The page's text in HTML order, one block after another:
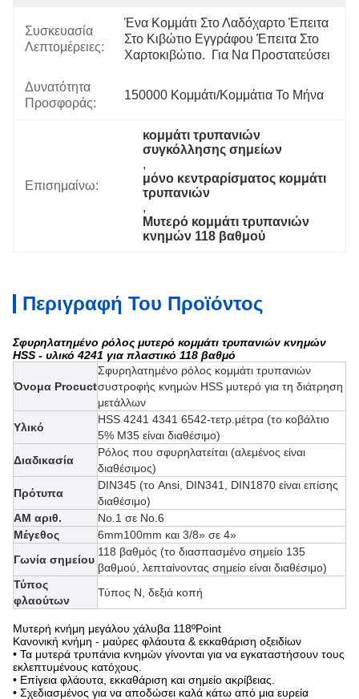
Συσκευασία
Λεπτομέρειες:
Ένα Κομμάτι Στο Λαδόχαρτο Έπειτα
Στο Κιβώτιο Εγγράφου Έπειτα Στο
Δυνατότητα
Προσφοράς:
150000 Κομμάτι/κομμάτια Το Μήνα
Επισημαίνω:
κομμάτι τρυπανιών
συγκόλλησης σημείων
,
μόνο κεντραρίσματος κομμάτι
τρυπανιών
,
Μυτερό κομμάτι τρυπανιών
κνημών 118 βαθμού
Περιγραφή Του Προϊόντος
Σφυρηλατημένο ρόλος μυτερό κομμάτι τρυπανιών κνημών
HSS - υλικό 4241 για πλαστικό 118 βαθμό
Όνομα Procuct
Σφυρηλατημένο ρόλος κομμάτι τρυπανιών
συστροφής κνημών HSS μυτερό για τη διάτρηση
μετάλλων
Υλικό
HSS 4241 4341 6542-τετρ.μέτρα (το κοβάλτιο
5% M35 είναι διαθέσιμο)
Διαδικασία
Ρόλος που σφυρηλατείται (αλεμένος είναι
διαθέσιμος)
Πρότυπα
DIN345 (το Ansi, DIN341, DIN1870 είναι επίσης
διαθέσιμο)
ΑΜ αριθ.
No.1 σε No.6
Μέγεθος
6mm100mm και 3/8» σε 4»
Γωνία σημείου
118 βαθμός (το διασπασμένο σημείο 135
βαθμού, λεπταίνοντας σημείο είναι διαθέσιμο)
Τύπος
φλαούτων
Τύπος Ν, δεξιά κοπή
Μυτερή κνήμη μεγάλου χάλυβα 118ºPoint
Κανονική κνήμη - μαύρες φλάουτα & εκκαθάριση οξειδίων
• Τα μυτερά τρυπάνια κνημών γίνονται για να εγκαταστήσουν τους
εκλεπτυμένους κατόχους.
• Επίγεια φλάουτα, εκκαθάριση και σημείο ακρίβειας.
• Σχεδιασμένος για να αποδώσει καλά κάτω από μια ευρεία